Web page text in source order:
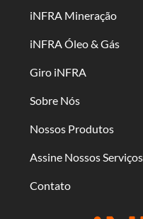
iNFRA Mineração
iNFRA Óleo & Gás
Giro iNFRA
Sobre Nós
Nossos Produtos
Assine Nossos Serviços
Contato